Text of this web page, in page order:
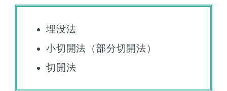
埋没法
小切開法（部分切開法）
切開法